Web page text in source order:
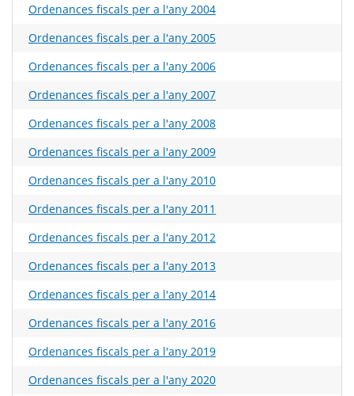
Ordenances fiscals per a l'any 2004
Ordenances fiscals per a l'any 2005
Ordenances fiscals per a l'any 2006
Ordenances fiscals per a l'any 2007
Ordenances fiscals per a l'any 2008
Ordenances fiscals per a l'any 2009
Ordenances fiscals per a l'any 2010
Ordenances fiscals per a l'any 2011
Ordenances fiscals per a l'any 2012
Ordenances fiscals per a l'any 2013
Ordenances fiscals per a l'any 2014
Ordenances fiscals per a l'any 2016
Ordenances fiscals per a l'any 2019
Ordenances fiscals per a l'any 2020